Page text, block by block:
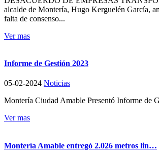
alcalde de Montería, Hugo Kerguelén García,
falta de consenso...
Ver mas
Informe de Gestión 2023
05-02-2024 Noticias
Montería Ciudad Amable Presentó Informe de
Ver mas
Montería Amable entregó 2.026 metros lin…